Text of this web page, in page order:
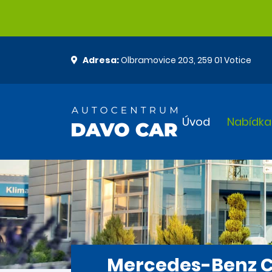
Adresa:Olbramovice 203, 259 01 Votice
Úvod
Mercedes-Benz